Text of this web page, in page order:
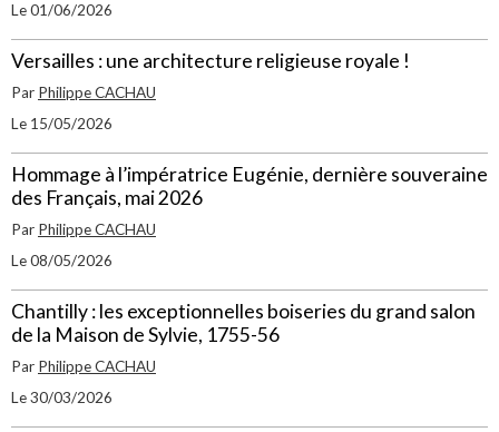
Le 01/06/2026
Versailles : une architecture religieuse royale !
Par Philippe CACHAU
Le 15/05/2026
Hommage à l’impératrice Eugénie, dernière souveraine
des Français, mai 2026
Par Philippe CACHAU
Le 08/05/2026
Chantilly : les exceptionnelles boiseries du grand salon
de la Maison de Sylvie, 1755-56
Par Philippe CACHAU
Le 30/03/2026